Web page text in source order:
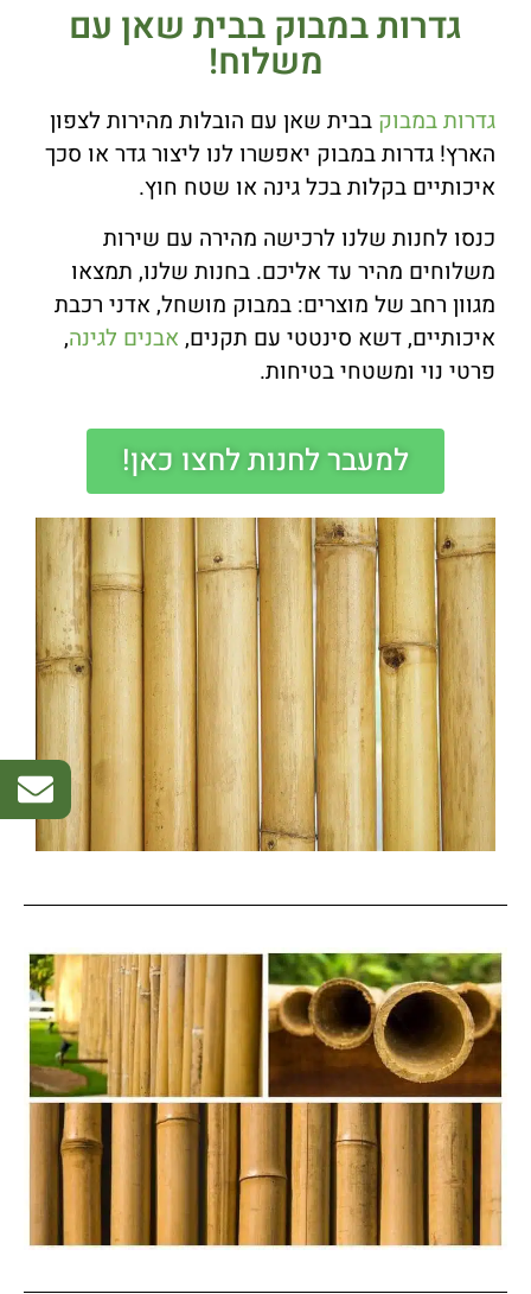
גדרות במבוק בבית שאן עם
משלוח!
גדרות במבוק בבית שאן עם הובלות מהירות לצפון
הארץ! גדרות במבוק יאפשרו לנו ליצור גדר או סכך
איכותיים בקלות בכל גינה או שטח חוץ.
כנסו לחנות שלנו לרכישה מהירה עם שירות
משלוחים מהיר עד אליכם. בחנות שלנו, תמצאו
מגוון רחב של מוצרים: במבוק מושחל, אדני רכבת
איכותיים, דשא סינטטי עם תקנים, אבנים לגינה,
פרטי נוי ומשטחי בטיחות.
למעבר לחנות לחצו כאן!